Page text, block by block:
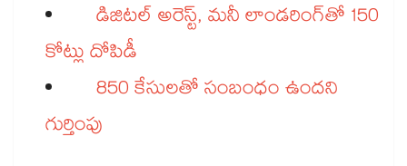
డిజిటల్​ అరెస్ట్​, మనీ లాండరింగ్​తో 150
కోట్లు దోపిడీ
850 కేసులతో సంబంధం ఉందని
గుర్తింపు